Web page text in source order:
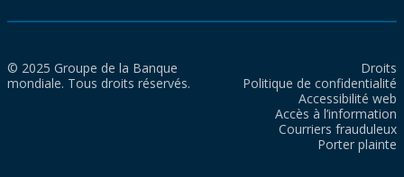
© 2025 Groupe de la Banque
mondiale. Tous droits réservés.
Droits
Politique de confidentialité
Accessibilité web
Accès à l’information
Courriers frauduleux
Porter plainte